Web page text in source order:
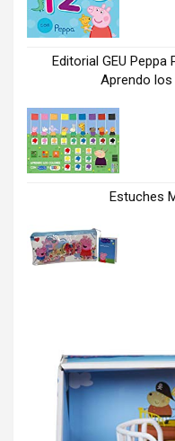
Editorial GEU
Aprendo
Estuches